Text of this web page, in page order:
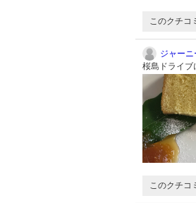
このクチコ
ジャーニ
桜島ドライブ
このクチコ